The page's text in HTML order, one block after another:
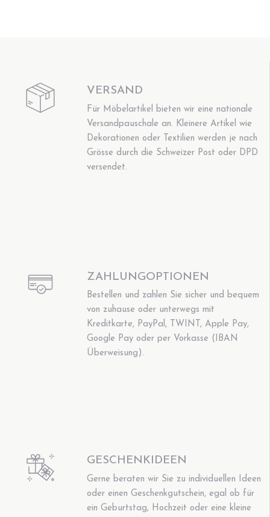
VERSAND
Für Möbelartikel bieten wir eine nationale
Versandpauschale an. Kleinere Artikel wie
Dekorationen oder Textilien werden je nach
Grösse durch die Schweizer Post oder DPD
versendet.
ZAHLUNGOPTIONEN
Bestellen und zahlen Sie sicher und bequem
von zuhause oder unterwegs mit
Kreditkarte, PayPal, TWINT, Apple Pay,
Google Pay oder per Vorkasse (IBAN
Überweisung).
GESCHENKIDEEN
Gerne beraten wir Sie zu individuellen Ideen
oder einen Geschenkgutschein, egal ob für
ein Geburtstag, Hochzeit oder eine kleine